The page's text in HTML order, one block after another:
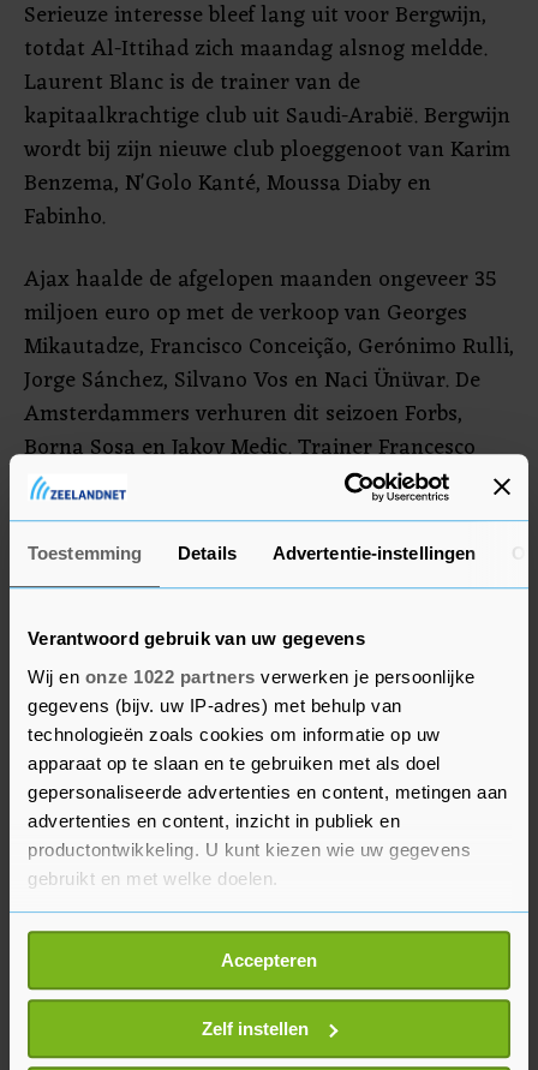
Toestemming Details Advertentie-instellingen
Verantwoord gebruik van uw gegevens
Wij en onze 1022 partners verwerken je persoonlijke
gegevens (bijv. uw IP-adres) met behulp van
technologieën zoals cookies om informatie op uw
apparaat op te slaan en te gebruiken met als doel
gepersonaliseerde advertenties en content, metingen aan
advertenties en content, inzicht in publiek en
productontwikkeling. U kunt kiezen wie uw gegevens
gebruikt en met welke doelen.
Als u het toestaat, willen we ook graag:
Informatie verzamelen over uw geografische
locatie, die tot een paar meter nauwkeurig kan zijn
Uw apparaat identificeren door het actief te
scannen op specifieke eigenschappen (fingerprinting)
Accepteren
Zelf instellen
Serieuze interesse bleef lang uit voor Bergwijn,
totdat Al-Ittihad zich maandag alsnog meldde.
Laurent Blanc is de trainer van de
kapitaalkrachtige club uit Saudi-Arabië. Bergwijn
wordt bij zijn nieuwe club ploeggenoot van Karim
Benzema, N'Golo Kanté, Moussa Diaby en
Fabinho.
Ajax haalde de afgelopen maanden ongeveer 35
miljoen euro op met de verkoop van Georges
Mikautadze, Francisco Conceição, Gerónimo Rulli,
Jorge Sánchez, Silvano Vos en Naci Ünüvar. De
Amsterdammers verhuren dit seizoen Forbs,
Borna Sosa en Jakov Medic. Trainer Francesco
Farioli zag Wout Weghorst, Bertrand Traoré en
de gehuurde Daniele Rugani naar de hoofdstad
komen.
bespreekbaar als het een opvolger voor de
aanvaller kon aantrekken, na de overgang van
linksbuiten Forbs naar Wolverhampton.
Kamaldeen Sulemana moet in de voetsporen
treden van Bergwijn. De 22-jarige Ghanees stond
drie jaar geleden ook al in de belangstelling van
de club uit de hoofdstad, maar hij koos toen voor
Stade Rennes. Zijn huidige club Southampton
betaalde vorig seizoen 25 miljoen euro voor de
linksbuiten. Ajax wil hem huren met een optie
van koop van ongeveer 20 miljoen euro.